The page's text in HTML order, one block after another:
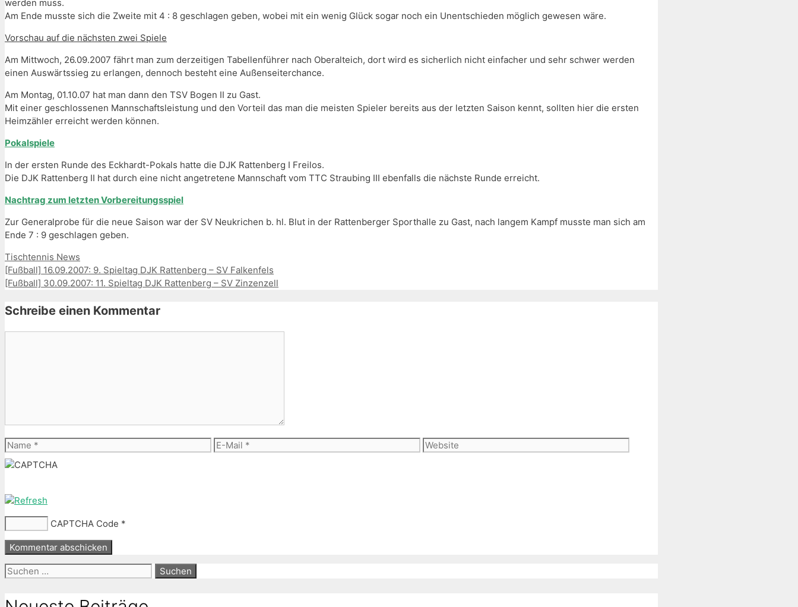
werden muss.
Am Ende musste sich die Zweite mit 4 : 8 geschlagen geben, wobei mit ein wenig Glück sogar noch ein Unentschieden möglich gewesen wäre.
Vorschau auf die nächsten zwei Spiele
Am Mittwoch, 26.09.2007 fährt man zum derzeitigen Tabellenführer nach Oberalteich, dort wird es sicherlich nicht einfacher und sehr schwer werden
einen Auswärtssieg zu erlangen, dennoch besteht eine Außenseiterchance.
Am Montag, 01.10.07 hat man dann den TSV Bogen II zu Gast.
Mit einer geschlossenen Mannschaftsleistung und den Vorteil das man die meisten Spieler bereits aus der letzten Saison kennt, sollten hier die ersten
Heimzähler erreicht werden können.
Pokalspiele
In der ersten Runde des Eckhardt-Pokals hatte die DJK Rattenberg I Freilos.
Die DJK Rattenberg II hat durch eine nicht angetretene Mannschaft vom TTC Straubing III ebenfalls die nächste Runde erreicht.
Nachtrag zum letzten Vorbereitungsspiel
Zur Generalprobe für die neue Saison war der SV Neukrichen b. hl. Blut in der Rattenberger Sporthalle zu Gast, nach langem Kampf musste man sich am
Ende 7 : 9 geschlagen geben.
Kategorien
Tischtennis News
[Fußball] 16.09.2007: 9. Spieltag DJK Rattenberg – SV Falkenfels
[Fußball] 30.09.2007: 11. Spieltag DJK Rattenberg – SV Zinzenzell
Schreibe einen Kommentar
Name
E-
Website
CAPTCHA Code *
Suche